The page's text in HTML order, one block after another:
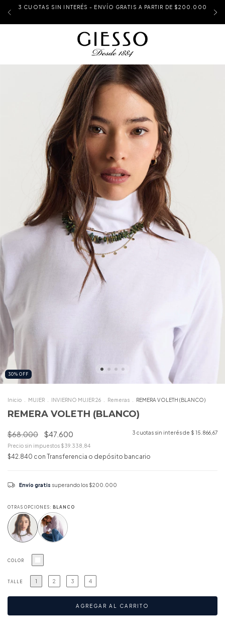
3 CUOTAS SIN INTERÉS - ENVÍO GRATIS A PARTIR DE $200.000
30% OFF
Inicio MUJER INVIERNO MUJER 26 Remeras REMERA VOLETH (BLANCO)
REMERA VOLETH (BLANCO)
$68.000 $47.600 3 cuotas sin interés de $ 15.866,67
Precio sin impuestos $39.338,84
$42.840 con Transferencia o depósito bancario
Envío gratis superando los $200.000
OTRAS OPCIONES: BLANCO
COLOR
TALLE 1 2 3 4